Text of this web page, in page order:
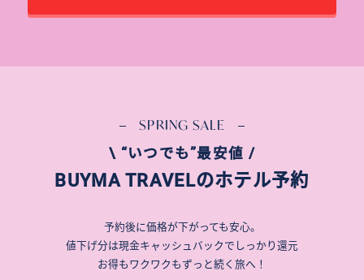
SPRING SALE
\ “いつでも”最安値 /
BUYMA TRAVELのホテル予約
予約後に価格が下がっても安心。
値下げ分は現金キャッシュバックでしっかり還元
お得もワクワクもずっと続く旅へ！